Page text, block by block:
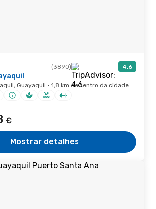
(3890) 4,6
Guayaquil · 1,8 km de centro da cidade
€
Mostrar detalhes